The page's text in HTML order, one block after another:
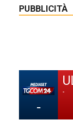
PUBBLICITÀ
-
-